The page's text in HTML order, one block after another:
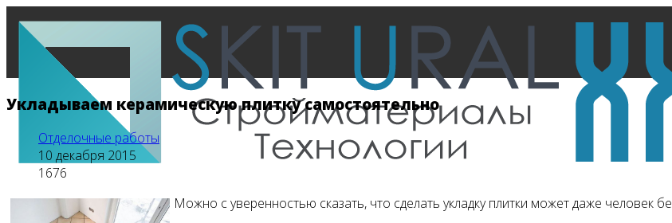
Укладываем керамическую плитку самостоятельно
Отделочные работы
10 декабря 2015
1676
Можно с уверенностью сказать, что сделать укладку плитки может даже человек